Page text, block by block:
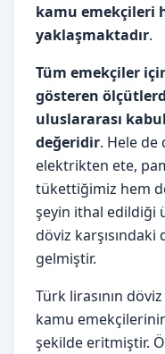
kamu emekçileri
yaklaşmaktadır.
Tüm emekçiler
gösteren
uluslararası
değeridir. Hele de
elektrikten ete,
tükettiğimiz hem
şeyin ithal edildiği
döviz
gelmiştir.
Türk lirasının
kamu
şekilde eritmiştir.